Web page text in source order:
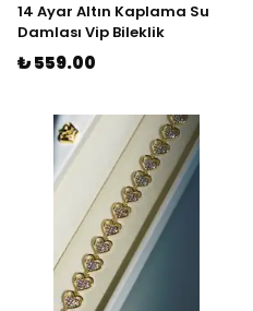
14 Ayar Altın Kaplama Su
Damlası Vip Bileklik
₺ 559.00